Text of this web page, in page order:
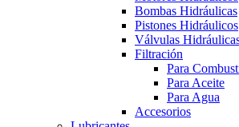
Bombas Hidráulicas
Pistones Hidráulicos
Válvulas
Filtración
Para
Para Aceite
Para Agua
Accesorios